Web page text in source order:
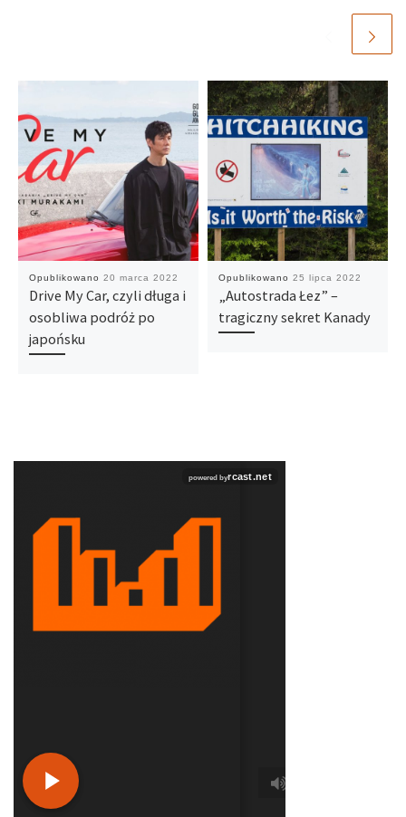
Opublikowano 20 marca 2022
Drive My Car, czyli długa i
osobliwa podróż po
japońsku
Opublikowano 25 lipca 2022
„Autostrada Łez” –
tragiczny sekret Kanady